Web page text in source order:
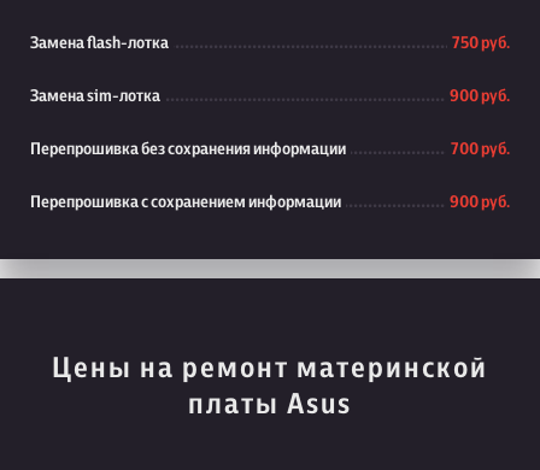
Замена flash-лотка 750 руб.
Замена sim-лотка 900 руб.
Перепрошивка без сохранения информации 700 руб.
Перепрошивка с сохранением информации 900 руб.
Цены на ремонт материнской
платы Asus